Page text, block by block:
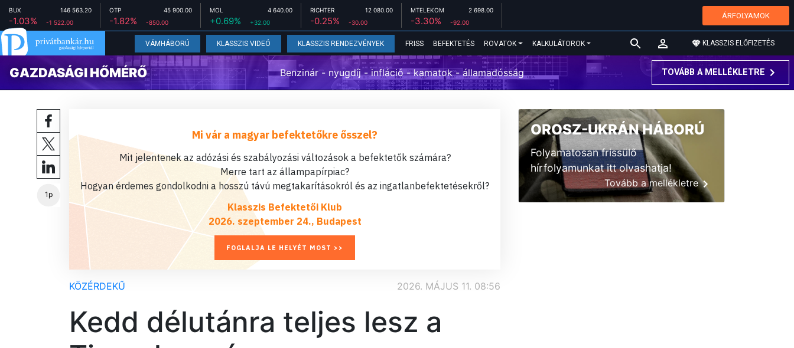
BUX 146 563.20
-1.03% -1 522.00
OTP 45 900.00
-1.82% -850.00
MOL 4 640.00
+0.69% +32.00
RICHTER 12 080.00
-0.25% -30.00
MTELEKOM 2 698.00
-3.30% -92.00
ÁRFOLYAMOK
VÁMHÁBORÚ KLASSZIS VIDEÓ KLASSZIS RENDEZVÉNYEK FRISS BEFEKTETÉS ROVATOK KALKULÁTOROK KLASSZIS ELŐFIZETÉS
GAZDASÁGI HŐMÉRŐ Benzinár - nyugdíj - infláció - kamatok - államadósság TOVÁBB A MELLÉKLETRE
1p
Mi vár a magyar befektetőkre ősszel?
Mit jelentenek az adózási és szabályozási változások a befektetők számára?
Merre tart az állampapírpiac?
Hogyan érdemes gondolkodni a hosszú távú megtakarításokról és az ingatlanbefektetésekről?
Klasszis Befektetői Klub
2026. szeptember 24., Budapest
FOGLALJA LE HELYÉT MOST >>
KÖZÉRDEKŰ 2026. MÁJUS 11. 08:56
Kedd délutánra teljes lesz a
OROSZ-UKRÁN HÁBORÚ
Folyamatosan frissülő
hírfolyamunkat itt olvashatja!
Tovább a mellékletre